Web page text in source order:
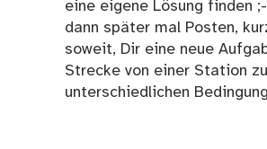
eine eigene Lösung finden
dann später mal Posten,
soweit, Dir eine neue
Strecke von einer Station
unterschiedlichen